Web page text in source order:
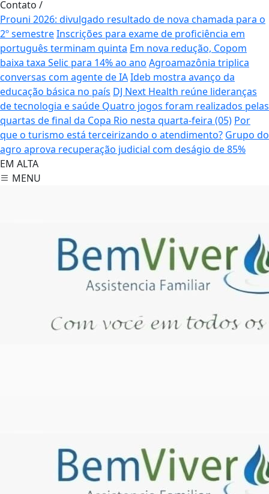
Contato /
Prouni 2026: divulgado resultado de nova chamada para o
2º semestreInscrições para exame de proficiência em
português terminam quinta Em nova redução, Copom
baixa taxa Selic para 14% ao ano Agroamazônia triplica
conversas com agente de IAIdeb mostra avanço da
educação básica no país DJ Next Health reúne lideranças
de tecnologia e saúde Quatro jogos foram realizados pelas
quartas de final da Copa Rio nesta quarta-feira (05) Por
que o turismo está terceirizando o atendimento? Grupo do
agro aprova recuperação judicial com deságio de 85%
EM ALTA
MENU